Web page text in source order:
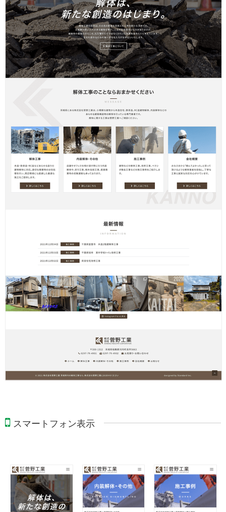
スマートフォン表示